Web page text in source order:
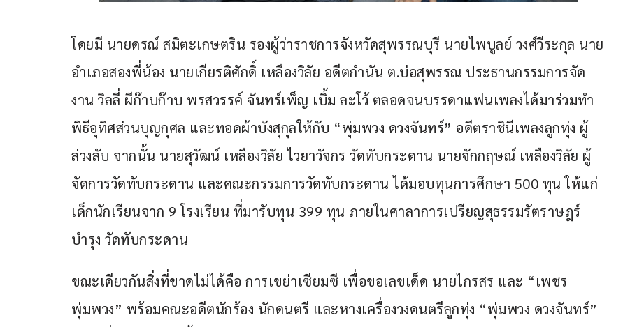
โดยมี นายดรณ์ สมิตะเกษตริน รองผู้ว่าราชการจังหวัดสุพรรณบุรี นายไพบูลย์ วงศ์วีระกุล นาย
อำเภอสองพี่น้อง นายเกียรติศักดิ์ เหลืองวิลัย อดีตกำนัน ต.บ่อสุพรรณ ประธานกรรมการจัด
งาน วิลลี่ ผีก๊าบก๊าบ พรสวรรค์ จันทร์เพ็ญ เบิ้ม ละโว้ ตลอดจนบรรดาแฟนเพลงได้มาร่วมทำ
พิธีอุทิศส่วนบุญกุศล และทอดผ้าบังสุกุลให้กับ “พุ่มพวง ดวงจันทร์” อดีตราชินีเพลงลูกทุ่ง ผู้
ล่วงลับ จากนั้น นายสุวัฒน์ เหลืองวิลัย ไวยาวัจกร วัดทับกระดาน นายจักกฤษณ์ เหลืองวิลัย ผู้
จัดการวัดทับกระดาน และคณะกรรมการวัดทับกระดาน ได้มอบทุนการศึกษา 500 ทุน ให้แก่
เด็กนักเรียนจาก 9 โรงเรียน ที่มารับทุน 399 ทุน ภายในศาลาการเปรียญสุธรรมรัตราษฎร์
บำรุง วัดทับกระดาน
ขณะเดียวกันสิ่งที่ขาดไม่ได้คือ การเขย่าเซียมซี เพื่อขอเลขเด็ด นายไกรสร และ “เพชร
พุ่มพวง” พร้อมคณะอดีตนักร้อง นักดนตรี และหางเครื่องวงดนตรีลูกทุ่ง “พุ่มพวง ดวงจันทร์”